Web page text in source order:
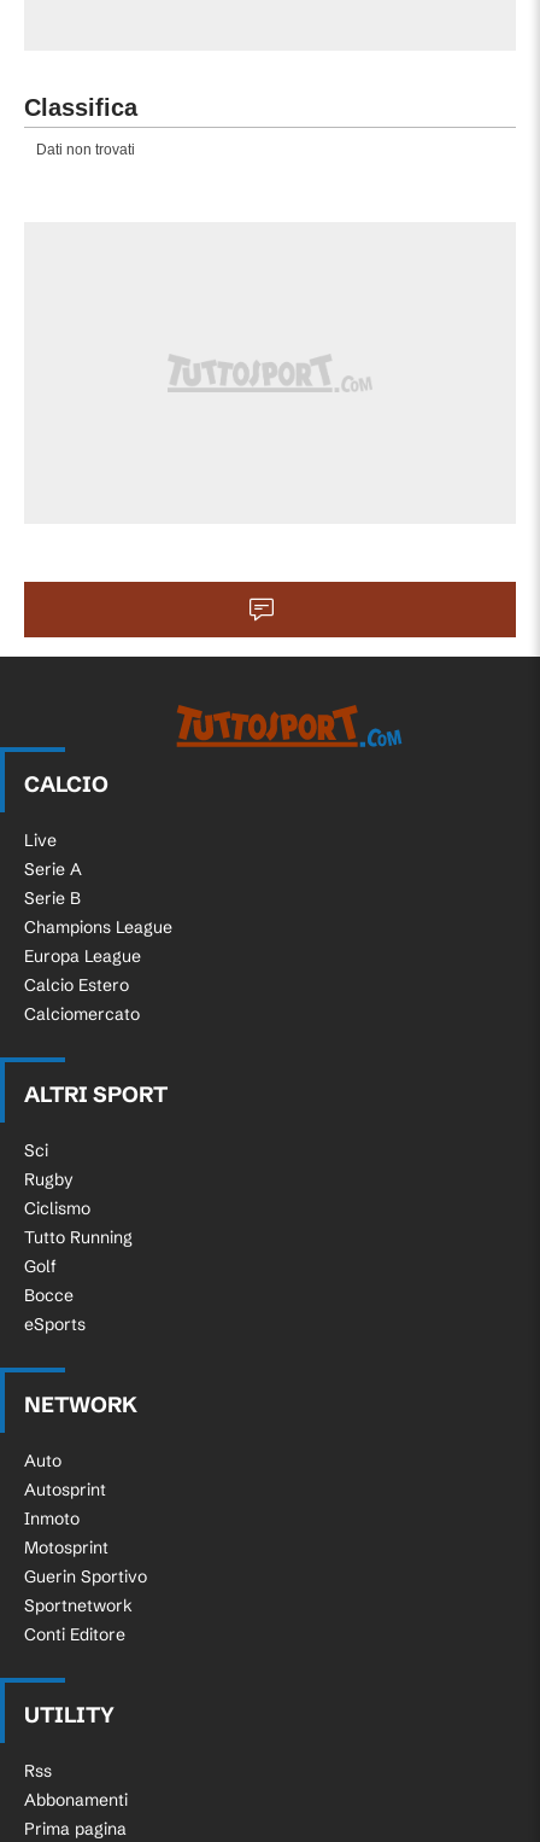
Classifica
Dati non trovati
CALCIO
Live
Serie A
Serie B
Champions League
Europa League
Calcio Estero
Calciomercato
ALTRI SPORT
Sci
Rugby
Ciclismo
Tutto Running
Golf
Bocce
eSports
NETWORK
Auto
Autosprint
Inmoto
Motosprint
Guerin Sportivo
Sportnetwork
Conti Editore
UTILITY
Rss
Abbonamenti
Prima pagina